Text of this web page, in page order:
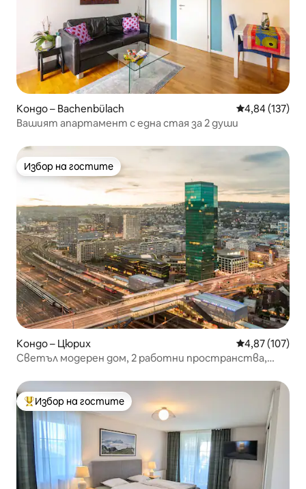
Кондо – Bachenbülach Средна
4,84 (137)
Вашият апартамент с една стая за 2 души
Избор на гостите
Избор на гостите
Кондо – Цюрих Средна
4,87 (107)
Светъл модерен дом, 2 работни пространства,
Най-популярен избор на гостите
Избор на гостите